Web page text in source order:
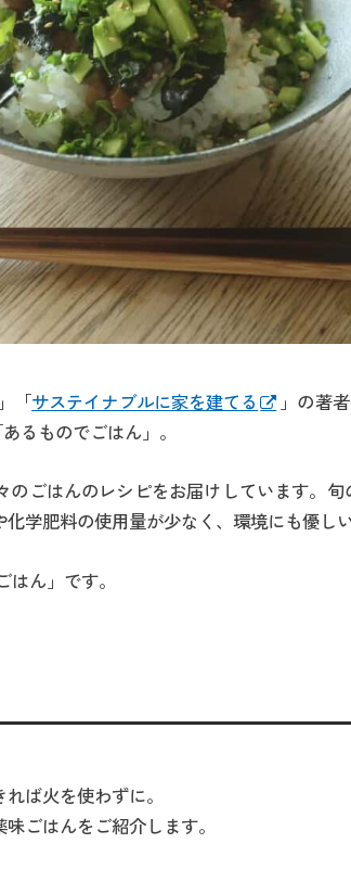
「サステイナブルに家を建てる
」の著
るものでごはん」。
ごはんのレシピをお届けしています。旬
学肥料の使用量が少なく、環境にも優し
ん」です。
ば火を使わずに。
ごはんをご紹介します。